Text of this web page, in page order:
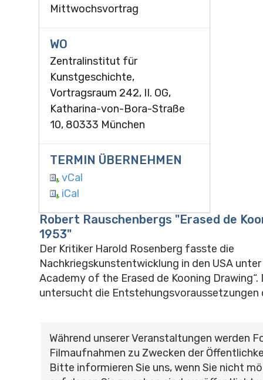
Mittwochsvortrag
WO
Zentralinstitut für
Kunstgeschichte,
Vortragsraum 242, II. OG,
Katharina-von-Bora-Straße
10, 80333 München
TERMIN ÜBERNEHMEN
vCal
iCal
Robert Rauschenbergs "Erased de
1953"
Der Kritiker Harold Rosenberg fasste die
Nachkriegskunstentwicklung in den USA
Academy of the Erased de Kooning Drawing“.
untersucht die Entstehungsvoraussetzungen
Während unserer Veranstaltungen werden
Filmaufnahmen zu Zwecken der
Bitte informieren Sie uns, wenn Sie nicht